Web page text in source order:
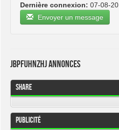
Dernière connexion: 07-08-20
Envoyer un message
jbpfuhnzhj Annonces
Share
Publicité